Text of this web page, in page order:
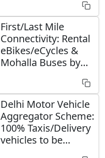
First/Last Mile
Connectivity: Rental
eBikes/eCycles &
Mohalla Buses by
Delhi Motor Vehicle
Aggregator Scheme:
100% Taxis/Delivery
vehicles to be